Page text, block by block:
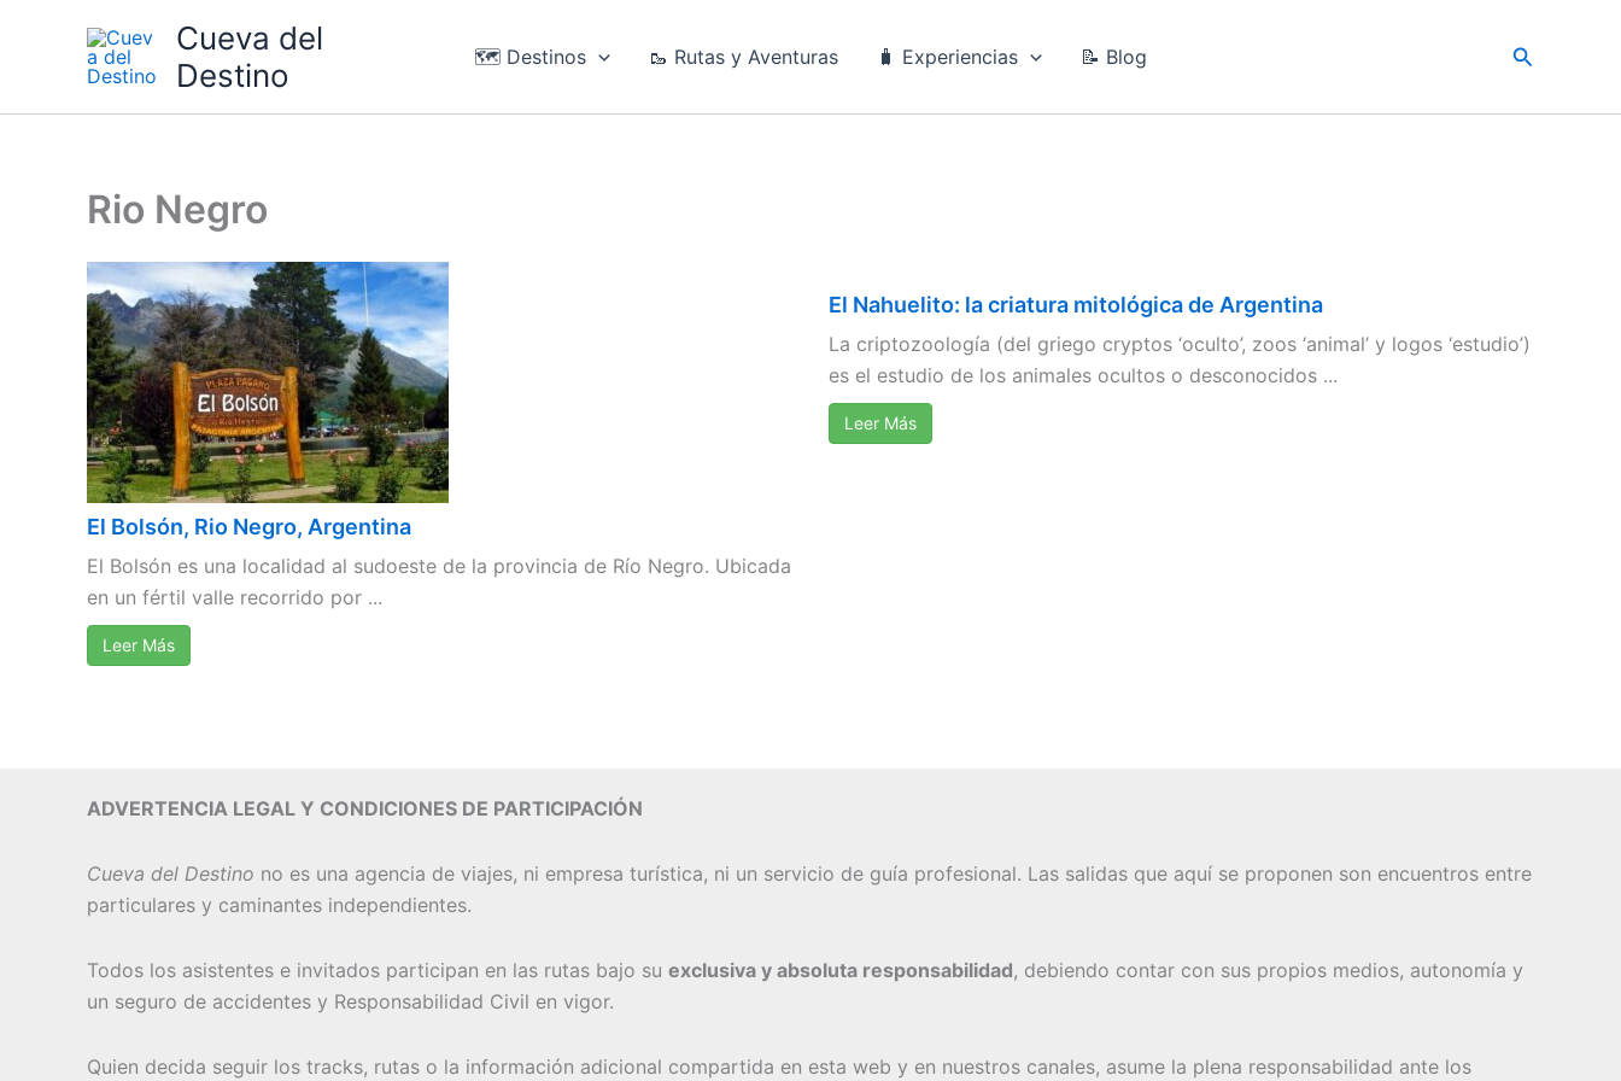
contenido
Cueva del
Destino
🗺️ Destinos 🥾 Rutas y Aventuras 🧳 Experiencias 📝 Blog Buscar
Rio Negro
El Bolsón, Rio Negro, Argentina
El Bolsón es una localidad al sudoeste de la provincia de Río Negro. Ubicada
en un fértil valle recorrido por ...
Leer Más
El Nahuelito: la criatura mitológica de Argentina
La criptozoología (del griego cryptos ‘oculto’, zoos ‘animal’ y logos ‘estudio’)
es el estudio de los animales ocultos o desconocidos ...
Leer Más
ADVERTENCIA LEGAL Y CONDICIONES DE PARTICIPACIÓN
Cueva del Destino no es una agencia de viajes, ni empresa turística, ni un servicio de guía profesional. Las salidas que aquí se proponen son encuentros entre
particulares y caminantes independientes.
Todos los asistentes e invitados participan en las rutas bajo su exclusiva y absoluta responsabilidad, debiendo contar con sus propios medios, autonomía y
un seguro de accidentes y Responsabilidad Civil en vigor.
Quien decida seguir los tracks, rutas o la información adicional compartida en esta web y en nuestros canales, asume la plena responsabilidad ante los